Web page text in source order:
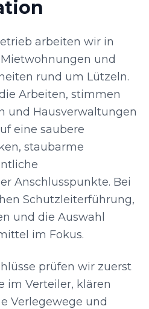
arbeiten wir in
und
rund um Lützeln.
Arbeiten, stimmen
und Hausverwaltungen
eine saubere
staubarme
Anschlusspunkte. Bei
Schutzleiterführung,
und die Auswahl
im Fokus.
prüfen wir zuerst
im Verteiler, klären
Verlegewege und